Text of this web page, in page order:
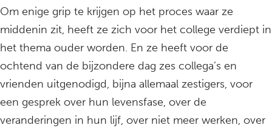
Om enige grip te krijgen op het proces waar ze
middenin zit, heeft ze zich voor het college verdiept in
het thema ouder worden. En ze heeft voor de
ochtend van de bijzondere dag zes collega’s en
vrienden uitgenodigd, bijna allemaal zestigers, voor
een gesprek over hun levensfase, over de
veranderingen in hun lijf, over niet meer werken, over